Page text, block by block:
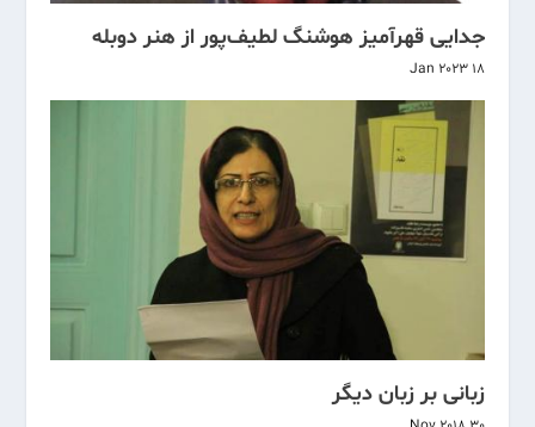
جدایی قهرآمیز هوشنگ لطیف‌پور از هنر دوبله
18 Jan 2023
زبانی بر زبان دیگر